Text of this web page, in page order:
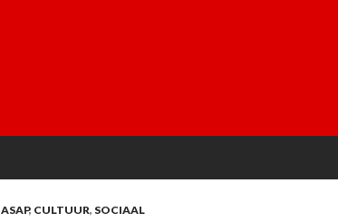
ASAP, CULTUUR, SOCIAAL